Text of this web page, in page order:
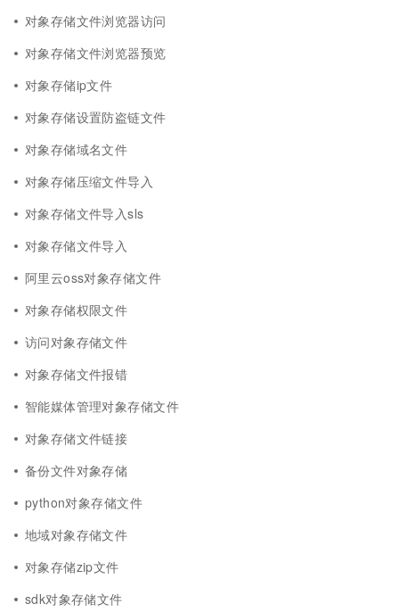
对象存储文件浏览器访问
对象存储文件浏览器预览
对象存储ip文件
对象存储设置防盗链文件
对象存储域名文件
对象存储压缩文件导入
对象存储文件导入sls
对象存储文件导入
阿里云oss对象存储文件
对象存储权限文件
访问对象存储文件
对象存储文件报错
智能媒体管理对象存储文件
对象存储文件链接
备份文件对象存储
python对象存储文件
地域对象存储文件
对象存储zip文件
sdk对象存储文件